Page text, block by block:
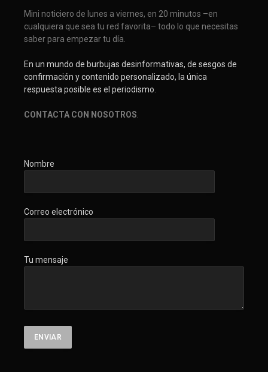
Mini noticiero de lunes a viernes, en 20 minutos –en
cualquiera que sea tu red favorita– todo lo que necesitas
saber para empezar tu día.
En un mundo de burbujas desinformativas, de sesgos de
confirmación y contenido personalizado, la única
respuesta posible es el periodismo.
CONTACTA CON NOSOTROS
Nombre
Correo electrónico
Tu mensaje